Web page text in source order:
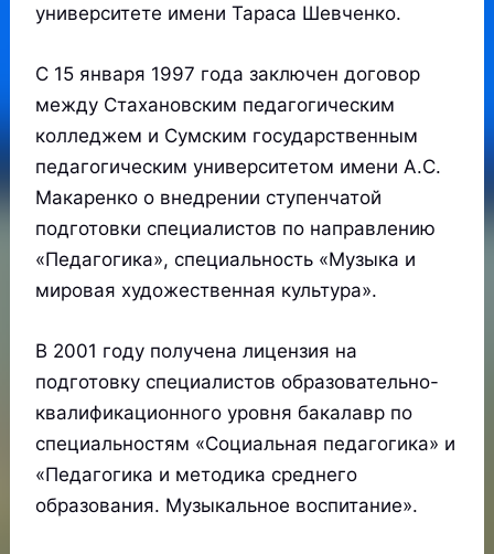
университете имени Тараса Шевченко.
С 15 января 1997 года заключен договор
между Стахановским педагогическим
колледжем и Сумским государственным
педагогическим университетом имени А.С.
Макаренко о внедрении ступенчатой
подготовки специалистов по направлению
«Педагогика», специальность «Музыка и
мировая художественная культура».
В 2001 году получена лицензия на
подготовку специалистов образовательно-
квалификационного уровня бакалавр по
специальностям «Социальная педагогика» и
«Педагогика и методика среднего
образования. Музыкальное воспитание».